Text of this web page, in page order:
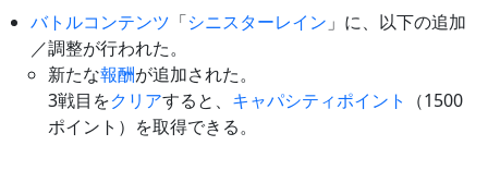
バトルコンテンツ 「シニスターレイン 」に、以下の追加
／調整が行われた。
新たな報酬が追加された。
3戦目をクリアすると、 キャパシティポイント
（1500
ポイント）を取得できる。